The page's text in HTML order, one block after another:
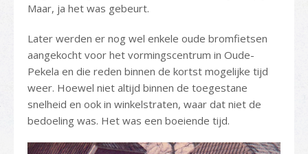
Maar, ja het was gebeurt.
Later werden er nog wel enkele oude bromfietsen
aangekocht voor het vormingscentrum in Oude-
Pekela en die reden binnen de kortst mogelijke tijd
weer. Hoewel niet altijd binnen de toegestane
snelheid en ook in winkelstraten, waar dat niet de
bedoeling was. Het was een boeiende tijd.